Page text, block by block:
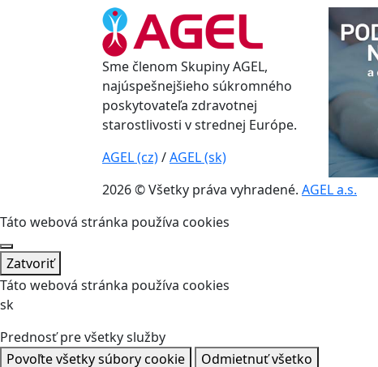
Sme členom Skupiny AGEL,
najúspešnejšieho súkromného
poskytovateľa zdravotnej
starostlivosti v strednej Európe.
AGEL (cz)/AGEL (sk)
2026 © Všetky práva vyhradené. AGEL a.s.
Táto webová stránka používa cookies
Zatvoriť
Táto webová stránka používa cookies
sk
Prednosť pre všetky služby
Povoľte všetky súbory cookie
Odmietnuť všetko